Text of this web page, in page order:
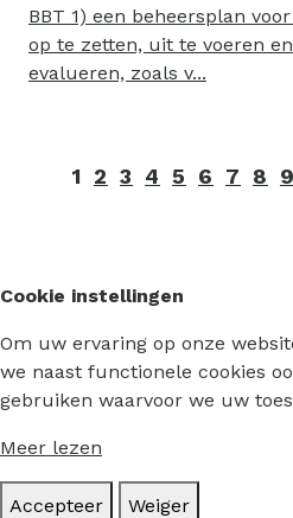
BBT 1) een beheersplan
op te zetten, uit te voeren
evalueren, zoals v...
Paginering
1 2 3 4 5 6 7 8 9
Cookie instellingen
Om uw ervaring op onze
we naast functionele cookies
gebruiken waarvoor we uw
Meer lezen
Accepteer Weiger